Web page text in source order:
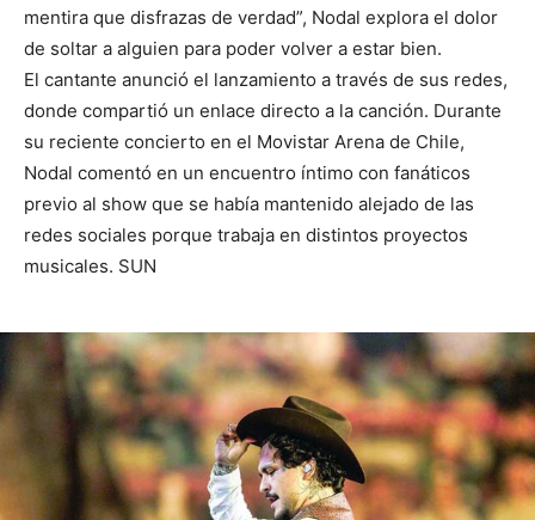
mentira que disfrazas de verdad”, Nodal explora el dolor
de soltar a alguien para poder volver a estar bien.
El cantante anunció el lanzamiento a través de sus redes,
donde compartió un enlace directo a la canción. Durante
su reciente concierto en el Movistar Arena de Chile,
Nodal comentó en un encuentro íntimo con fanáticos
previo al show que se había mantenido alejado de las
redes sociales porque trabaja en distintos proyectos
musicales. SUN